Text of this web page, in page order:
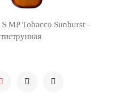
MP Tobacco Sunburst -